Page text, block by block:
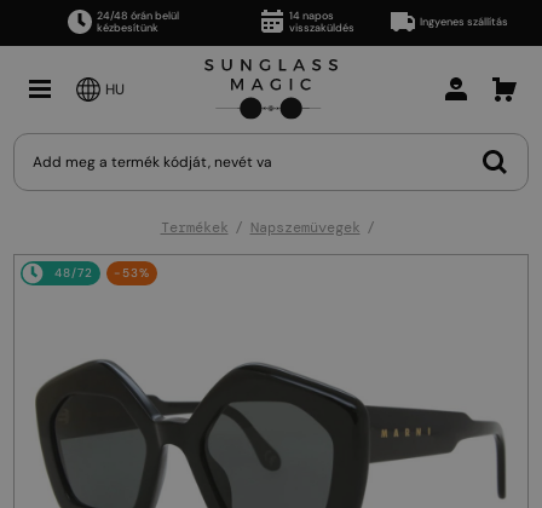
24/48 órán belül
kézbesítünk
14 napos
visszaküldés
Ingyenes szállítás
HU
Termékek Napszemüvegek
48/72 -53%